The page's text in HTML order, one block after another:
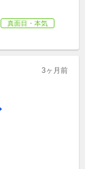
真面目・本気
3ヶ月前